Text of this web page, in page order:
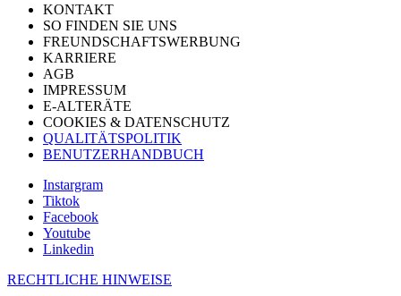
KONTAKT
SO FINDEN SIE UNS
FREUNDSCHAFTSWERBUNG
KARRIERE
AGB
IMPRESSUM
E-ALTERÄTE
COOKIES & DATENSCHUTZ
QUALITÄTSPOLITIK
BENUTZERHANDBUCH
Instargram
Tiktok
Facebook
Youtube
Linkedin
RECHTLICHE HINWEISE